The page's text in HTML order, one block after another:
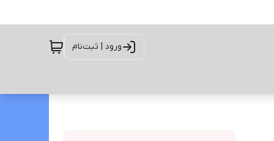
ورود | ثبت‌نام